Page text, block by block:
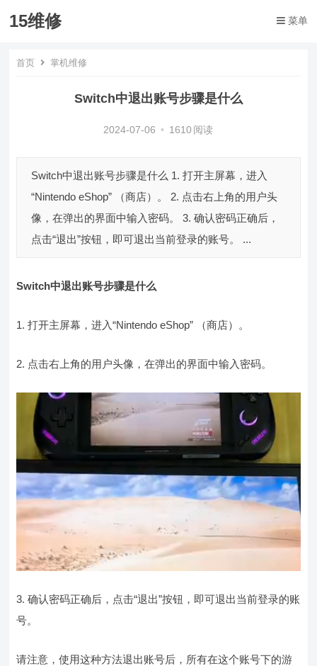
15维修 菜单
首页 掌机维修
Switch中退出账号步骤是什么
2024-07-06 • 1610 阅读
Switch中退出账号步骤是什么 1. 打开主屏幕，进入
“Nintendo eShop” （商店）。 2. 点击右上角的用户头
像，在弹出的界面中输入密码。 3. 确认密码正确后，
点击“退出”按钮，即可退出当前登录的账号。 ...
Switch中退出账号步骤是什么
1. 打开主屏幕，进入“Nintendo eShop” （商店）。
2. 点击右上角的用户头像，在弹出的界面中输入密码。
3. 确认密码正确后，点击“退出”按钮，即可退出当前登录的账
号。
请注意，使用这种方法退出账号后，所有在这个账号下的游